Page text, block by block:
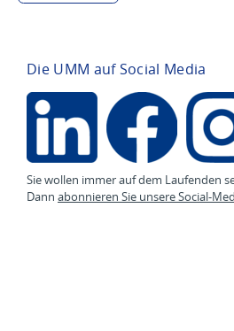
Die UMM auf Social Media
Sie wollen immer auf dem Laufenden
Dann abonnieren Sie unsere Social-